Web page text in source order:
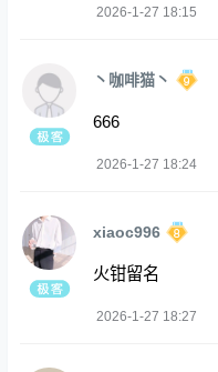
2026-1-27 18:15
丶咖啡猫丶
666
2026-1-27 18:24
xiaoc996
火钳留名
2026-1-27 18:27